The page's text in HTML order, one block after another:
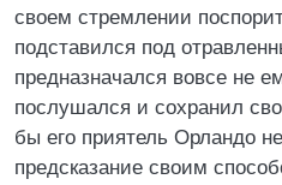
своем стремлении
подставился под
предназначался вовсе
послушался и сохранил
бы его приятель Орландо
предсказание своим